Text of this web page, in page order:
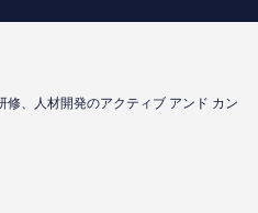
修、⼈材開発のアクティブ アンド カン